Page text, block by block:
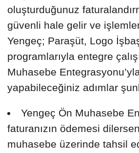
oluşturduğunuz
güvenli hale gelir ve
Yengeç; Paraşüt, Logo
programlarıyla entegre
Muhasebe
yapabileceğiniz adımlar
Yengeç Ön Muhasebe
faturanızın ödemesi
muhasebe üzerinde tahsil